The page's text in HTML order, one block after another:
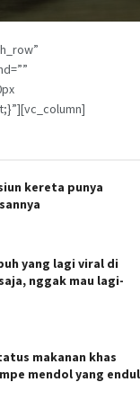
kereta punya
yang lagi viral di
nggak mau lagi-
makanan khas
mendol yang endul